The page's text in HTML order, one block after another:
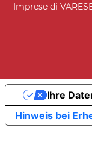
Imprese di
Hinweis bei
Ihre